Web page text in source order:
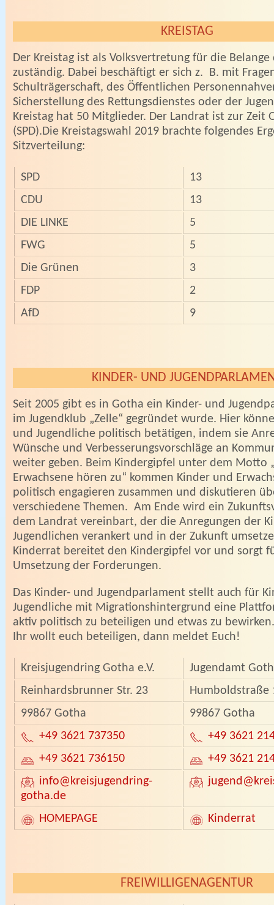
KREISTAG
Der Kreistag ist als Volksvertretung für die Belange
zuständig. Dabei beschäftigt er sich z. B. mit
Schulträgerschaft, des Öffentlichen
Sicherstellung des Rettungsdienstes oder der
Kreistag hat 50 Mitglieder. Der Landrat ist zur Zeit
(SPD).Die Kreistagswahl 2019 brachte folgendes
Sitzverteilung:
SPD
13
CDU
13
DIE LINKE
5
FWG
5
Die Grünen
3
FDP
2
AfD
9
KINDER- UND
Seit 2005 gibt es in Gotha ein Kinder- und
im Jugendklub „Zelle“ gegründet wurde. Hier
und Jugendliche politisch betätigen, indem sie
Wünsche und Verbesserungsvorschläge an
weiter geben. Beim Kindergipfel unter dem Motto
Erwachsene hören zu“ kommen Kinder und
politisch engagieren zusammen und diskutieren
verschiedene Themen. Am Ende wird ein
dem Landrat vereinbart, der die Anregungen der
Jugendlichen verankert und in der Zukunft
Kinderrat bereitet den Kindergipfel vor und sorgt
Umsetzung der Forderungen.
Das Kinder- und Jugendparlament stellt auch für
Jugendliche mit Migrationshintergrund eine
aktiv politisch zu beteiligen und etwas zu bewirken.
Ihr wollt euch beteiligen, dann meldet Euch!
Kreisjugendring Gotha e.V.
Jugendamt
Reinhardsbrunner Str. 23
Humboldstraße
99867 Gotha
99867 Gotha
+49 3621 737350
+49 3621
+49 3621 736150
+49 3621
info@kreisjugendring-
gotha.de
jugend
HOMEPAGE Kinderrat
FREIWILLIGENAGENTUR